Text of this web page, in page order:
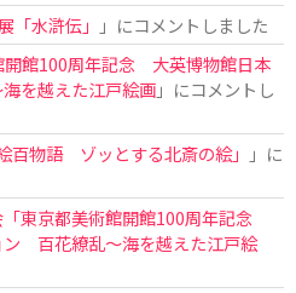
「水滸伝」
」にコメントしました
開館100周年記念 大英博物館日本
を越えた江戸絵画」にコメントし
百物語 ゾッとする北斎の絵」
」に
「東京都美術館開館100周年記念
ン 百花繚乱〜海を越えた江戸絵